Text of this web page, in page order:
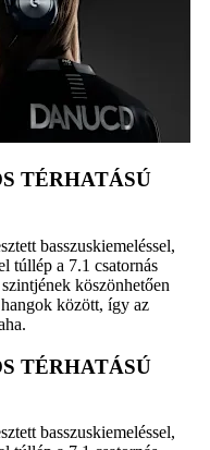
TÉRHATÁSÚ
basszuskiemeléssel,
túllép a 7.1 csatornás
köszönhetően
között, így az
TÉRHATÁSÚ
basszuskiemeléssel,